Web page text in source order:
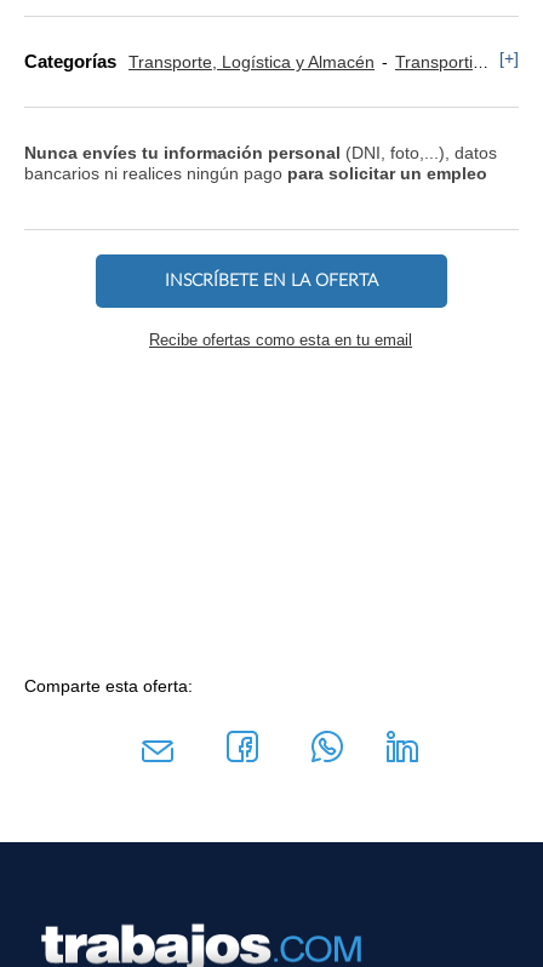
Categorías Transporte, Logística y Almacén Transportista, Mensajero y Conductor [+]
Nunca envíes tu información personal (DNI, foto,...), datos
bancarios ni realices ningún pago para solicitar un empleo
INSCRÍBETE EN LA OFERTA
Recibe ofertas como esta en tu email
Comparte esta oferta: